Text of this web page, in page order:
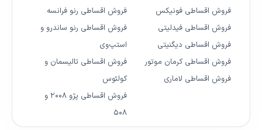
فروش اقساطی فونیکس
فروش اقساطی فیدلیتی
فروش اقساطی دیگنیتی
فروش اقساطی کرمان موتور
فروش اقساطی لاماری
فروش اقساطی رنو فرانسه
فروش اقساطی رنو ساندرو و
استپ‌وی
فروش اقساطی تالیسمان و
کولئوس
فروش اقساطی پژو ۲۰۰۸ و
۵۰۸